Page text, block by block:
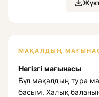
МАҚАЛДЫҢ
Негізгі мағынасы
Бұл мақалдың тура
басым. Халық баланың